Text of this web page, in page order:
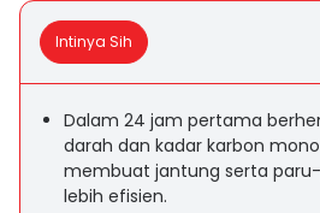
Intinya Sih
Dalam 24 jam pertama
darah dan kadar karbon
membuat jantung serta
lebih efisien.